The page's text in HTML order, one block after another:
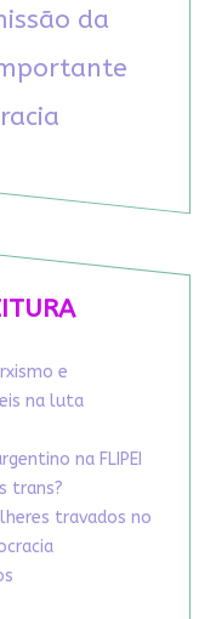
da
e
na luta
na FLIPEI
trans?
travados no